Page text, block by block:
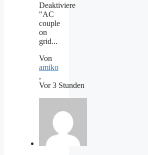
Deaktiviere
"AC
couple
on
grid...
Von
amiko
,
Vor 3 Stunden